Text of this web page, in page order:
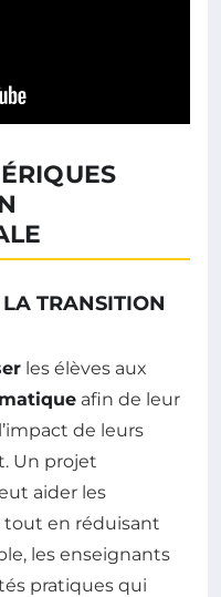
TRANSITION
les élèves aux
afin de leur
de leurs
Un projet
aider les
en réduisant
les enseignants
pratiques qui